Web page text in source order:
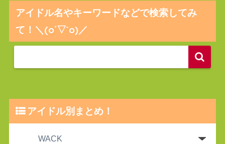
アイドル名やキーワードなどで検索してみ
て！＼(o´▽`o)／
アイドル別まとめ！